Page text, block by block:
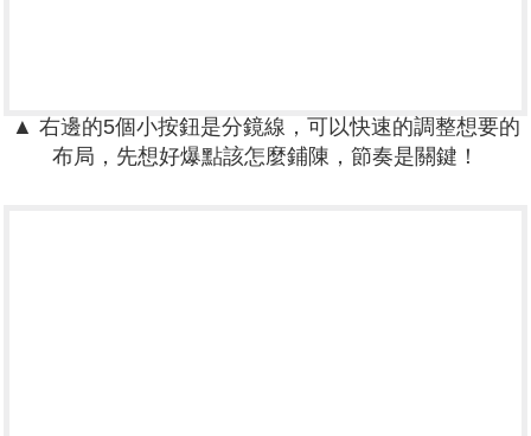
▲ 右邊的5個小按鈕是分鏡線，可以快速的調整想要的
布局，先想好爆點該怎麼鋪陳，節奏是關鍵！